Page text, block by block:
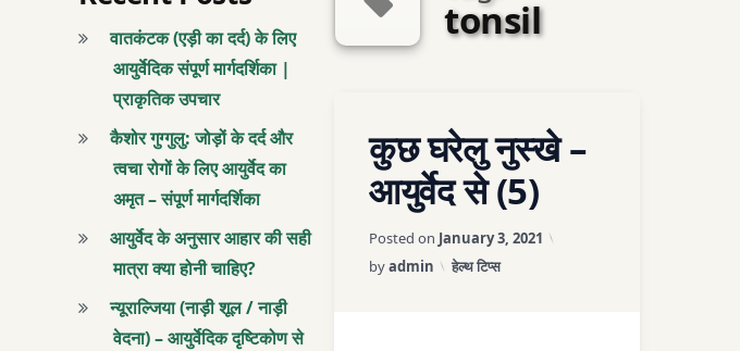
tonsil
कुछ घरेलु नुस्खे –
आयुर्वेद से (5)
Posted on January 3, 2021
byadmin Categories:
हेल्थ टिप्स
ATHARVA AYURVEDA CLINIC
AYURVEDA
AYURVEDA TIPS
वातकंटक (एड़ी का दर्द) के लिए
आयुर्वेदिक संपूर्ण मार्गदर्शिका |
प्राकृतिक उपचार
कैशोर गुग्गुलु: जोड़ों के दर्द और
त्वचा रोगों के लिए आयुर्वेद का
अमृत – संपूर्ण मार्गदर्शिका
आयुर्वेद के अनुसार आहार की सही
मात्रा क्या होनी चाहिए?
न्यूराल्जिया (नाड़ी शूल / नाड़ी
वेदना) – आयुर्वेदिक दृष्टिकोण से